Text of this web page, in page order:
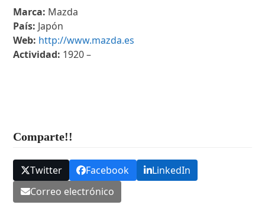
Marca: Mazda
País: Japón
Web: http://www.mazda.es
Actividad: 1920 –
Comparte!!
Twitter Facebook
LinkedIn
Correo electrónico